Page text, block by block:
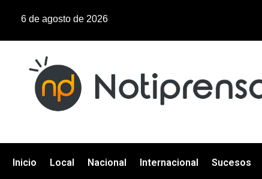
6 de agosto de 2026
Inicio Local Nacional Internacional Sucesos